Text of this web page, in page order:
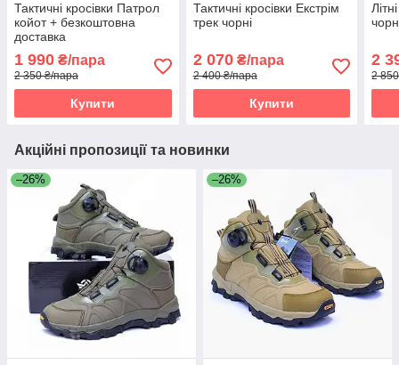
Тактичні кросівки Патрол
койот + безкоштовна
доставка
1 990 ₴/пара
2 350 ₴/пара
Купити
Тактичні кросівки Екстрім
трек чорні
2 070₴/пара
2 400 ₴/пара
Купити
2
2
Акційні пропозиції та новинки
–26% –26%